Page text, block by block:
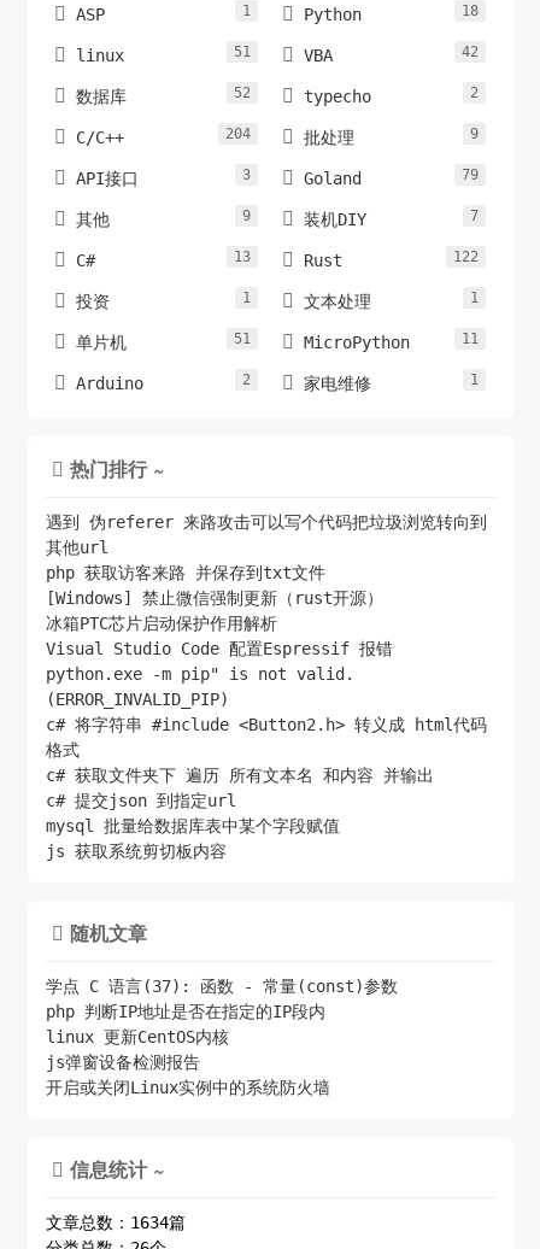
 ASP 1  Python 18
 linux 51  VBA 42
 数据库 52  typecho 2
 C/C++ 204  批处理 9
 API接口 3  Goland 79
 其他 9  装机DIY 7
 C# 13  Rust 122
 投资 1  文本处理 1
 单片机 51  MicroPython 11
 Arduino 2  家电维修 1
 热门排行 ~
遇到 伪referer 来路攻击可以写个代码把垃圾浏览转向到
其他url
php 获取访客来路 并保存到txt文件
[Windows] 禁止微信强制更新（rust开源）
冰箱PTC芯片启动保护作用解析
Visual Studio Code 配置Espressif 报错
python.exe -m pip" is not valid.
(ERROR_INVALID_PIP)
c# 将字符串 #include <Button2.h> 转义成 html代码
格式
c# 获取文件夹下 遍历 所有文本名 和内容 并输出
c# 提交json 到指定url
mysql 批量给数据库表中某个字段赋值
js 获取系统剪切板内容
 随机文章
学点 C 语言(37): 函数 - 常量(const)参数
php 判断IP地址是否在指定的IP段内
linux 更新CentOS内核
js弹窗设备检测报告
开启或关闭Linux实例中的系统防火墙
 信息统计 ~
文章总数：1634篇